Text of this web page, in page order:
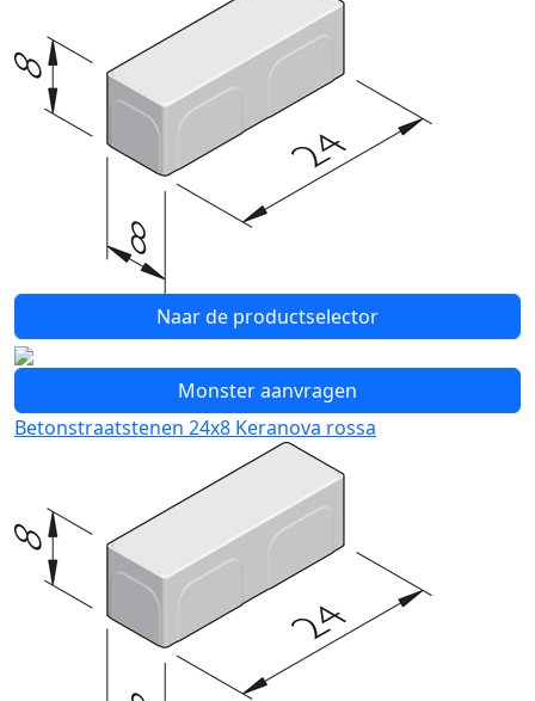
Naar de productselector
Monster aanvragen
Betonstraatstenen 24x8 Keranova rossa